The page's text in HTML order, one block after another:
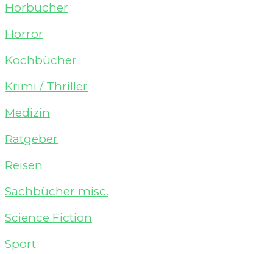
Hörbücher
Horror
Kochbücher
Krimi / Thriller
Medizin
Ratgeber
Reisen
Sachbücher misc.
Science Fiction
Sport